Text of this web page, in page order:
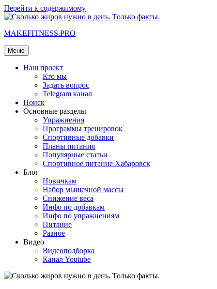
Перейти к содержимому
MAKEFITNESS.PRO
Меню
Наш проект
Кто мы
Задать вопрос
Telegram канал
Поиск
Основные разделы
Упражнения
Программы тренировок
Спортивные добавки
Планы питания
Популярные статьи
Спортивное питание Хабаровск
Блог
Новичкам
Набор мышечной массы
Снижение веса
Инфо по добавкам
Инфо по упражнениям
Питание
Разное
Видео
Видеоподборка
Канал Youtube